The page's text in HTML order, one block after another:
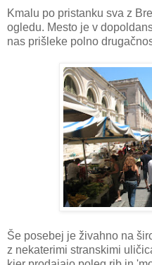
Kmalu po pristanku sva z
ogledu. Mesto je v
nas prišleke polno
Še posebej je živahno na
z nekaterimi stranskimi